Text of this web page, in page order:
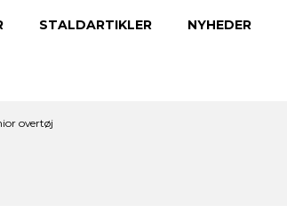
STALDARTIKLER NYHEDER
overtøj